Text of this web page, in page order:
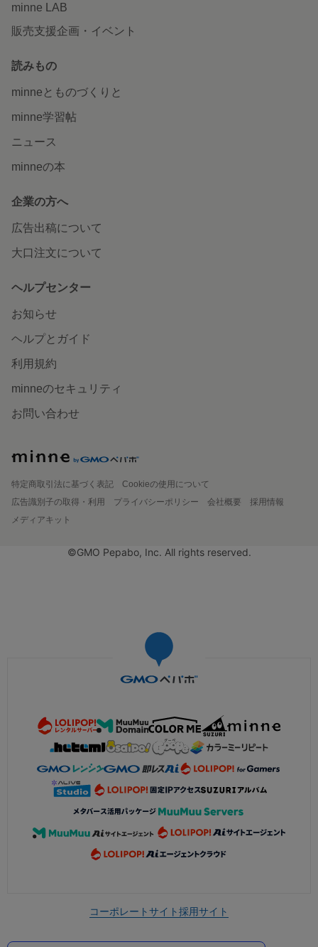
minne LAB
販売支援企画・イベント
読みもの
minneとものづくりと
minne学習帖
ニュース
minneの本
企業の方へ
広告出稿について
大口注文について
ヘルプセンター
お知らせ
ヘルプとガイド
利用規約
minneのセキュリティ
お問い合わせ
特定商取引法に基づく表記
Cookieの使用について
広告識別子の取得・利用
プライバシーポリシー 会社概要
採用情報
メディアキット
©GMO Pepabo, Inc. All rights reserved.
コーポレートサイト採用サイト